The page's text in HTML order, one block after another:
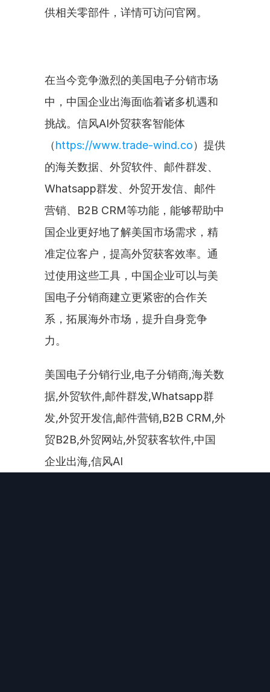
供相关零部件，详情可访问官网。
在当今竞争激烈的美国电子分销市场
中，中国企业出海面临着诸多机遇和
挑战。信风AI外贸获客智能体
（https://www.trade-wind.co）提供
的海关数据、外贸软件、邮件群发、
Whatsapp群发、外贸开发信、邮件
营销、B2B CRM等功能，能够帮助中
国企业更好地了解美国市场需求，精
准定位客户，提高外贸获客效率。通
过使用这些工具，中国企业可以与美
国电子分销商建立更紧密的合作关
系，拓展海外市场，提升自身竞争
力。
美国电子分销行业,电子分销商,海关数
据,外贸软件,邮件群发,Whatsapp群
发,外贸开发信,邮件营销,B2B CRM,外
贸B2B,外贸网站,外贸获客软件,中国
企业出海,信风AI